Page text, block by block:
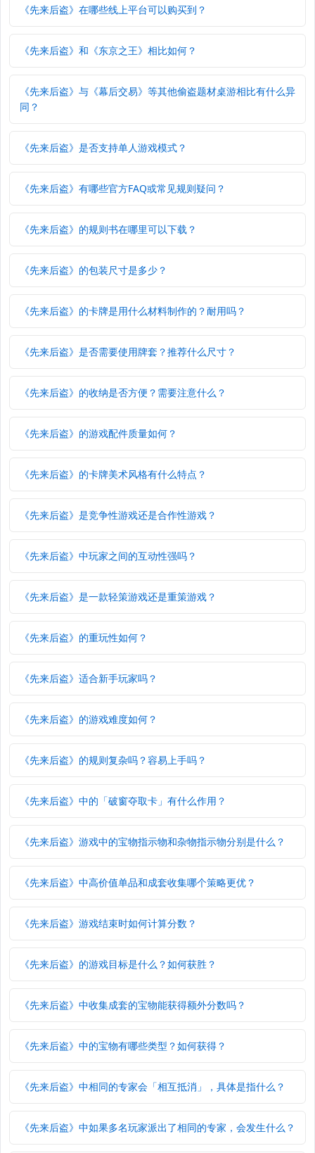
《先来后盗》在哪些线上平台可以购买到？
《先来后盗》和《东京之王》相比如何？
《先来后盗》与《幕后交易》等其他偷盗题材桌游相比有什么异
同？
《先来后盗》是否支持单人游戏模式？
《先来后盗》有哪些官方FAQ或常见规则疑问？
《先来后盗》的规则书在哪里可以下载？
《先来后盗》的包装尺寸是多少？
《先来后盗》的卡牌是用什么材料制作的？耐用吗？
《先来后盗》是否需要使用牌套？推荐什么尺寸？
《先来后盗》的收纳是否方便？需要注意什么？
《先来后盗》的游戏配件质量如何？
《先来后盗》的卡牌美术风格有什么特点？
《先来后盗》是竞争性游戏还是合作性游戏？
《先来后盗》中玩家之间的互动性强吗？
《先来后盗》是一款轻策游戏还是重策游戏？
《先来后盗》的重玩性如何？
《先来后盗》适合新手玩家吗？
《先来后盗》的游戏难度如何？
《先来后盗》的规则复杂吗？容易上手吗？
《先来后盗》中的「破窗夺取卡」有什么作用？
《先来后盗》游戏中的宝物指示物和杂物指示物分别是什么？
《先来后盗》中高价值单品和成套收集哪个策略更优？
《先来后盗》游戏结束时如何计算分数？
《先来后盗》的游戏目标是什么？如何获胜？
《先来后盗》中收集成套的宝物能获得额外分数吗？
《先来后盗》中的宝物有哪些类型？如何获得？
《先来后盗》中相同的专家会「相互抵消」，具体是指什么？
《先来后盗》中如果多名玩家派出了相同的专家，会发生什么？